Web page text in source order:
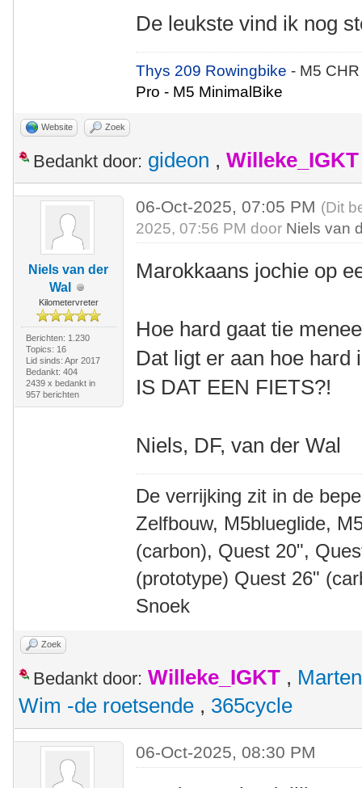
De leukste vind ik nog
Thys 209 Rowingbike- M5
Pro - M5 MinimalBike
Website Zoek
Bedankt door: gideon , Willeke_IGKT
Niels van der
Wal
Kilometervreter
Berichten: 1.230
Topics: 16
Lid sinds: Apr 2017
Bedankt: 404
2439 x bedankt in
957 berichten
06-Oct-2025, 07:05 PM (Dit
2025, 07:56 PM door Niels van
Marokkaans jochie op
Hoe hard gaat tie
Dat ligt er aan hoe hard
IS DAT EEN FIETS?!
Niels, DF, van der Wal
De verrijking zit in de
Zelfbouw, M5blueglide,
(carbon), Quest 20",
(prototype) Quest 26"
Snoek
Zoek
Bedankt door: Willeke_IGKT , Marten
Wim -de roetsende , 365cycle
06-Oct-2025, 08:30 PM